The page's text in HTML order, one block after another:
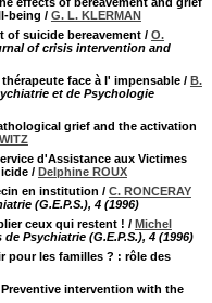
being / G. L. KLERMAN
of suicide bereavement/ O.
of crisis intervention and
face à l' impensable/ B.
et de Psychologie
grief and the activation
d'Assistance aux Victimes
/ Delphine ROUX
en institution / C. RONCERAY
(G.E.P.S.), 4 (1996)
ceux qui restent ! / Michel
Psychiatrie (G.E.P.S.), 4 (1996)
pour les familles ? : rôle des
intervention with the